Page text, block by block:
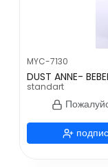
MYC-7130
standart